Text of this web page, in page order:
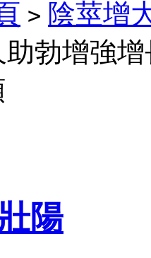
> 陰莖增
勃增強
陽